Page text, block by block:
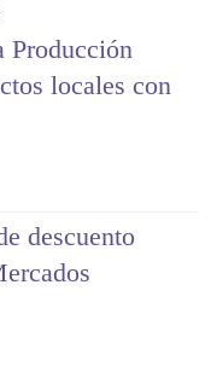
Producción
locales con
descuento